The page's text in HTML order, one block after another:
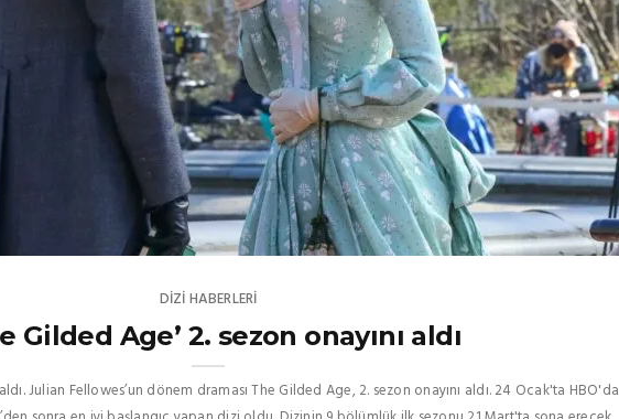
DIZI HABERLERI
Gilded Age’ 2. sezon onayını aldı
Julian Fellowes’un dönem draması The Gilded Age, 2. sezon onayını aldı. 24 Ocak'ta HBO'da